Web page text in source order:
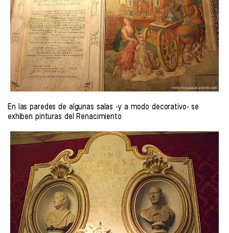
En las paredes de algunas salas -y a modo decorativo- se
exhiben pinturas del Renacimiento